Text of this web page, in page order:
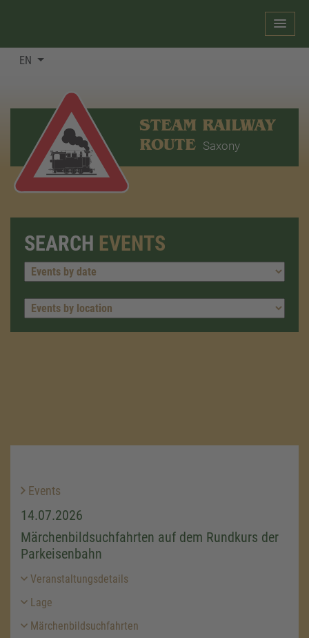
EN
STEAM RAILWAY
ROUTE Saxony
SEARCH EVENTS
Events
14.07.2026
Märchenbildsuchfahrten auf dem Rundkurs der
Parkeisenbahn
Veranstaltungsdetails
Lage
Märchenbildsuchfahrten